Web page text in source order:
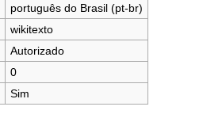
português do Brasil (pt-br)
wikitexto
Autorizado
0
Sim